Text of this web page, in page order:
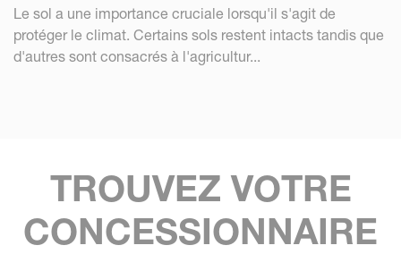
Le sol a une importance cruciale lorsqu'il s'agit de
protéger le climat. Certains sols restent intacts tandis que
d'autres sont consacrés à l'agricultur...
TROUVEZ VOTRE
CONCESSIONNAIRE